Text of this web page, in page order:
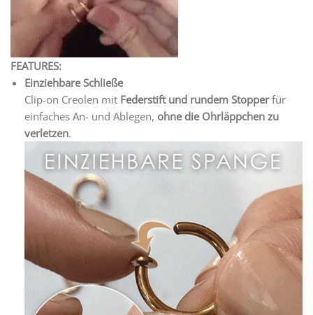
FEATURES:
Einziehbare Schließe
Clip-on Creolen mit Federstift und rundem Stopperfür
einfaches An- und Ablegen, ohne die Ohrläppchen zu
verletzen.